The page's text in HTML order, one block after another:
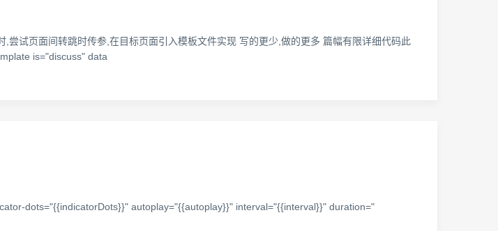
试页面间转跳时传参,在目标页面引入模板文件实现 写的更少,做的更多 篇幅有限详细代码此
is="discuss" data
dots="{{indicatorDots}}" autoplay="{{autoplay}}" interval="{{interval}}" duration="